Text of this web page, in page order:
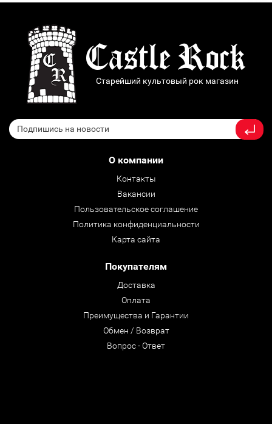
Старейший культовый рок магазин
О компании
Контакты
Вакансии
Пользовательское соглашение
Политика конфиденциальности
Карта сайта
Покупателям
Доставка
Оплата
Преимущества и Гарантии
Обмен / Возврат
Вопрос - Ответ